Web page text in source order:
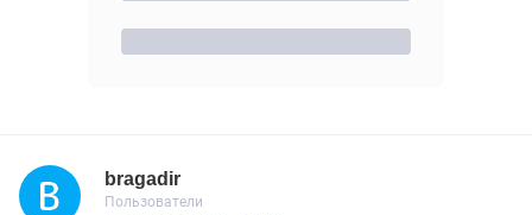
bragadir
bragadir
Пользователи
Новичок
Пользователи